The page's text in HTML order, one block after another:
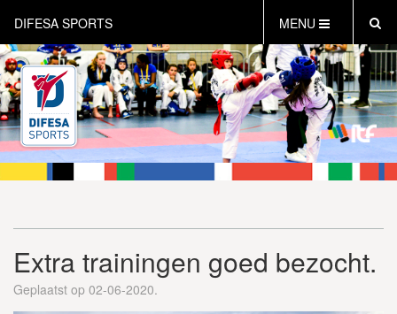
DIFESA SPORTS MENU
HOME
AKTUEEL
OVER DIFESA SPORTS
TAEKWON-DO
OPEN DUTCH
WEBSHOP
Extra trainingen goed bezocht.
Geplaatst op 02-06-2020.